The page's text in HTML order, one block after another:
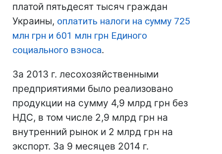
платой пятьдесят тысяч граждан
Украины, оплатить налоги на сумму 725
млн грн и 601 млн грн Единого
социального взноса.
За 2013 г. лесохозяйственными
предприятиями было реализовано
продукции на сумму 4,9 млрд грн без
НДС, в том числе 2,9 млрд грн на
внутренний рынок и 2 млрд грн на
экспорт. За 9 месяцев 2014 г.